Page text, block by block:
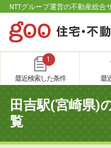
NTTグループ運営の不動産総合
1
最近検索した条件 最
田吉駅(宮崎県)
覧